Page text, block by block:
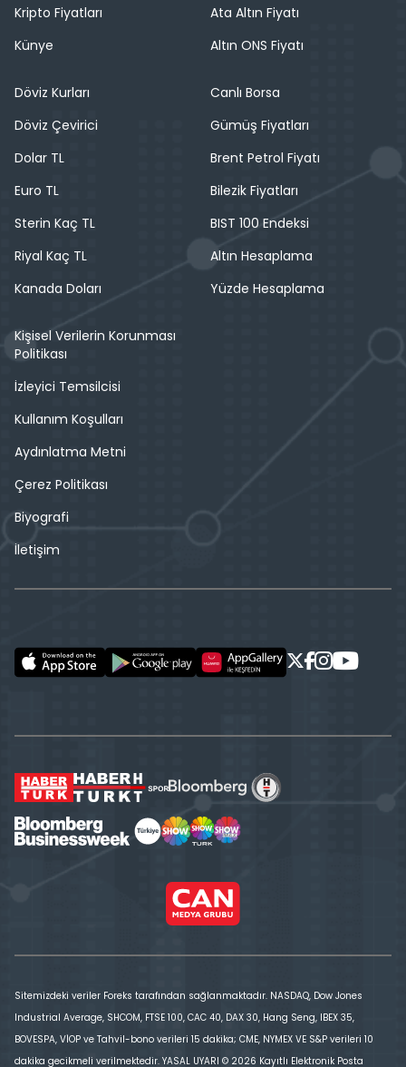
Kripto Fiyatları
Künye
Ata Altın Fiyatı
Altın ONS Fiyatı
Döviz Kurları
Döviz Çevirici
Dolar TL
Euro TL
Sterin Kaç TL
Riyal Kaç TL
Kanada Doları
Canlı Borsa
Gümüş Fiyatları
Brent Petrol Fiyatı
Bilezik Fiyatları
BIST 100 Endeksi
Altın Hesaplama
Yüzde Hesaplama
Kişisel Verilerin Korunması
Politikası
İzleyici Temsilcisi
Kullanım Koşulları
Aydınlatma Metni
Çerez Politikası
Biyografi
İletişim
Sitemizdeki veriler Foreks tarafından sağlanmaktadır. NASDAQ, Dow Jones
Industrial Average, SHCOM, FTSE 100, CAC 40, DAX 30, Hang Seng, IBEX 35,
BOVESPA, VİOP ve Tahvil-bono verileri 15 dakika; CME, NYMEX VE S&P verileri 10
dakika gecikmeli verilmektedir. YASAL UYARI © 2026 Kayıtlı Elektronik Posta